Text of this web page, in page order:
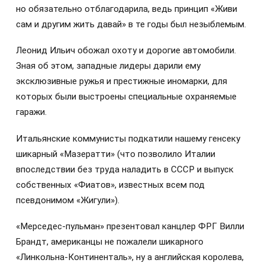
но обязательно отблагодарила, ведь принцип «Живи
сам и другим жить давай» в те годы был незыблемым.
Леонид Ильич обожал охоту и дорогие автомобили.
Зная об этом, западные лидеры дарили ему
эксклюзивные ружья и престижные иномарки, для
которых были выстроены специальные охраняемые
гаражи.
Итальянские коммунисты подкатили нашему генсеку
шикарный «Мазератти» (что позволило Италии
впоследствии без труда наладить в СССР и выпуск
собственных «Фиатов», известных всем под
псевдонимом «Жигули»).
«Мерседес-пульман» презентовал канцлер ФРГ Вилли
Брандт, американцы не пожалели шикарного
«Линкольна-Континенталь», ну а английская королева,